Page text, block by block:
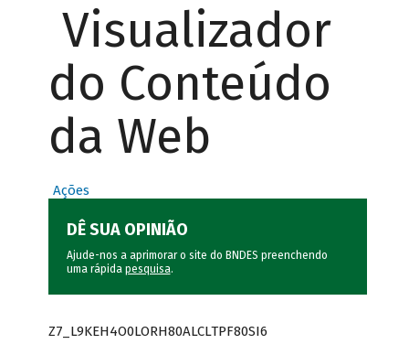
Visualizador
do Conteúdo
da Web
Ações
DÊ SUA OPINIÃO
Ajude-nos a aprimorar o site do BNDES preenchendo
uma rápida pesquisa.
Z7_L9KEH4O0LORH80ALCLTPF80SI6